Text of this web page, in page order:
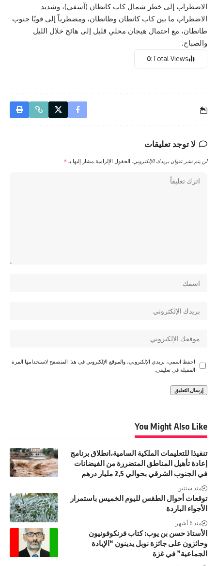
الاضطراب إلى خطر شمال كاب كانطان (آسفي)، وشديد
الاضطراب ما بين كاب كانطان وطانطان، ومضطرباً إلى قويًا جنوب
طانطان، مع احتمال هيجان محلي قليل إلى هائج خلال الليل
والصباح.
Total Views:
0
لا توجد تعليقات
لن يتم نشر عنوان بريدك الإلكتروني. الحقول الإلزامية مشار إليها بـ *
احفظ اسمي، بريدي الإلكتروني، والموقع الإلكتروني في هذا المتصفح لاستخدامها المرة
المقبلة في تعليقي.
You Might Also Like
تنفيذا للتعليمات الملكية السامية،انطلاق برنامج
إعادة تأهيل المناطق المتضررة من الفيضانات
في الجنوب الشرقي بحوالي 2,5 مليار درهم
منذ سنتين
توقعات أحوال الطقس لليوم الخميس باستمرار
الأجواء الباردة
منذ 6 أشهر
الأستاذ حسن بن يوب: كتاب فرنكوفونيون
وحائزون على جائزة نوبل يدينون “الإبادة
الجماعية” في غزة